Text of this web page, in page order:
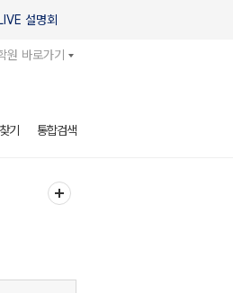
설명회
원 바로가기
기 통합검색